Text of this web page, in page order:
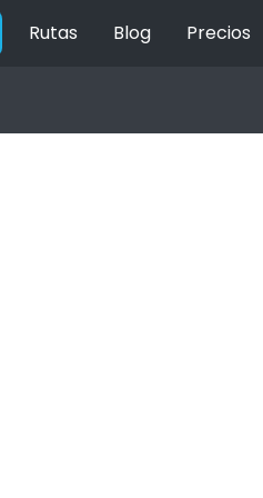
Rutas Blog Precios